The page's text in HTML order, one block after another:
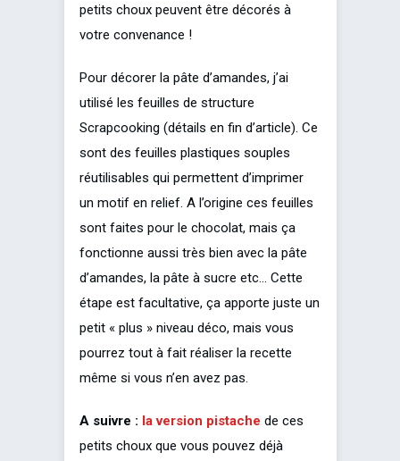
petits choux peuvent être décorés à
votre convenance !
Pour décorer la pâte d’amandes, j’ai
utilisé les feuilles de structure
Scrapcooking (détails en fin d’article). Ce
sont des feuilles plastiques souples
réutilisables qui permettent d’imprimer
un motif en relief. A l’origine ces feuilles
sont faites pour le chocolat, mais ça
fonctionne aussi très bien avec la pâte
d’amandes, la pâte à sucre etc… Cette
étape est facultative, ça apporte juste un
petit « plus » niveau déco, mais vous
pourrez tout à fait réaliser la recette
même si vous n’en avez pas.
A suivre : la version pistache de ces
petits choux que vous pouvez déjà